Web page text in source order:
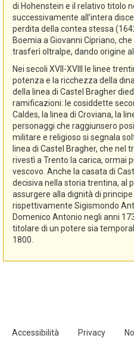
di Hohenstein e il relativo titolo
successivamente all’intera
perdita della contea stessa
Boemia a Giovanni Cipriano,
trasferì oltralpe, dando origine
Nei secoli XVII-XVIII le linee
potenza e la ricchezza della
della linea di Castel Bragher
ramificazioni: le cosiddette
Caldes, la linea di Croviana, la
personaggi che raggiunsero
militare e religioso si segnala
linea di Castel Bragher, che nel
rivestì a Trento la carica, ormai
vescovo. Anche la casata di
decisiva nella storia trentina, al
assurgere alla dignità di
rispettivamente Sigismondo
Domenico Antonio negli anni
titolare di un potere sia
1800.
Accessibilità Privacy